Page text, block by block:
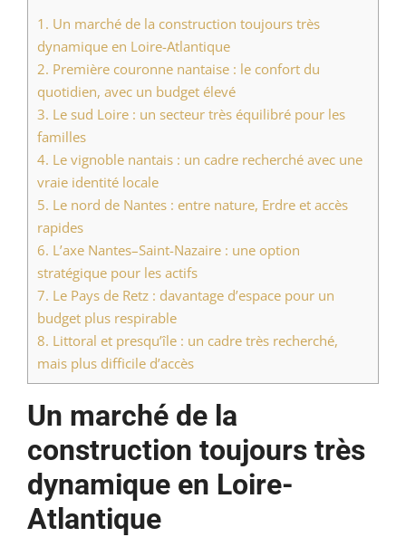
1. Un marché de la construction toujours très
dynamique en Loire-Atlantique
2. Première couronne nantaise : le confort du
quotidien, avec un budget élevé
3. Le sud Loire : un secteur très équilibré pour les
familles
4. Le vignoble nantais : un cadre recherché avec une
vraie identité locale
5. Le nord de Nantes : entre nature, Erdre et accès
rapides
6. L’axe Nantes–Saint-Nazaire : une option
stratégique pour les actifs
7. Le Pays de Retz : davantage d’espace pour un
budget plus respirable
8. Littoral et presqu’île : un cadre très recherché,
mais plus difficile d’accès
Un marché de la
construction toujours très
dynamique en Loire-
Atlantique